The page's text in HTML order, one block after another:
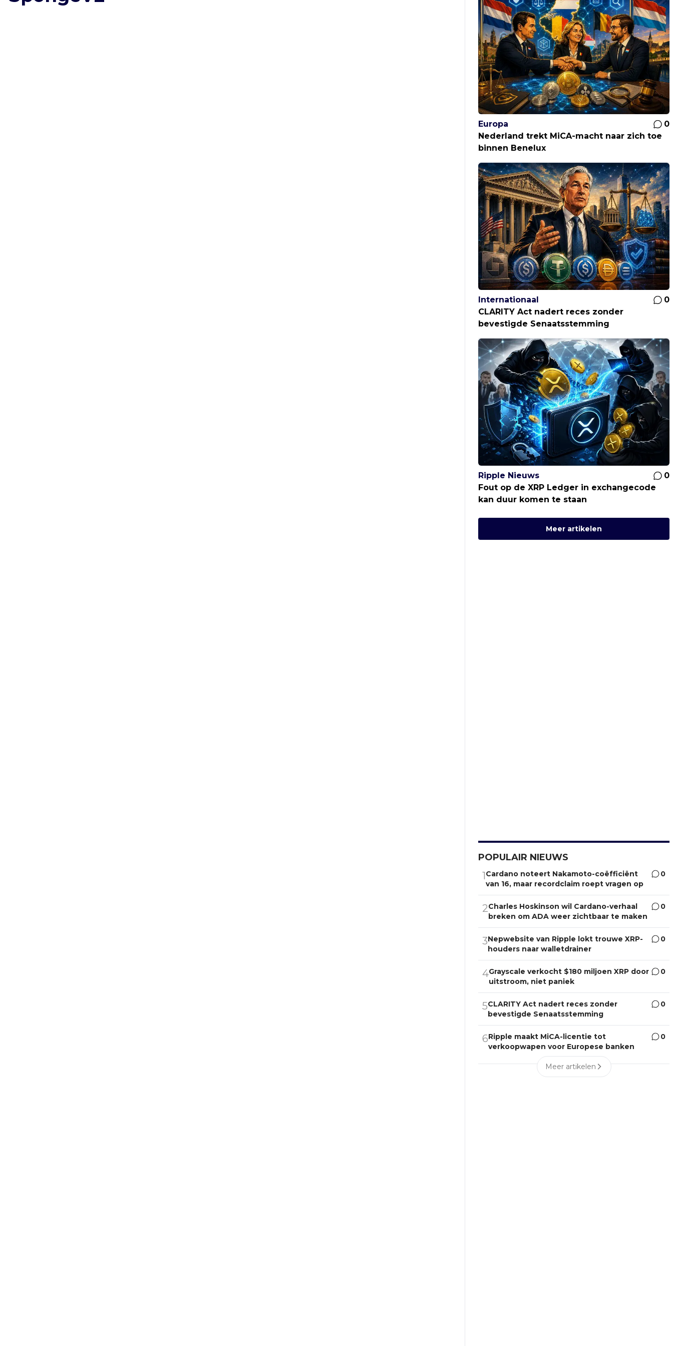
Europa
0
Nederland trekt MiCA-macht naar zich toe
binnen Benelux
Internationaal
0
CLARITY Act nadert reces zonder
bevestigde Senaatsstemming
Ripple Nieuws
0
Fout op de XRP Ledger in exchangecode
kan duur komen te staan
Meer artikelen
POPULAIR NIEUWS
1Cardano noteert Nakamoto-coëfficiënt
van 16, maar recordclaim roept vragen op
0
2Charles Hoskinson wil Cardano-verhaal
breken om ADA weer zichtbaar te maken
0
3Nepwebsite van Ripple lokt trouwe XRP-
houders naar walletdrainer
0
4Grayscale verkocht $180 miljoen XRP door
uitstroom, niet paniek
0
5CLARITY Act nadert reces zonder
bevestigde Senaatsstemming
0
6Ripple maakt MiCA-licentie tot
verkoopwapen voor Europese banken
0
Meer artikelen